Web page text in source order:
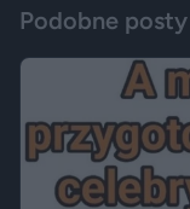
Podobne posty